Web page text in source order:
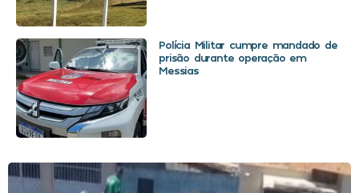
Polícia Militar cumpre mandado de
prisão durante operação em
Messias